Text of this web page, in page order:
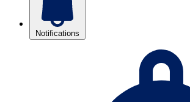
Notifications